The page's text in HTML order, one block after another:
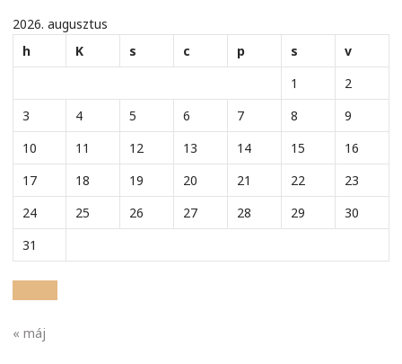
2026. augusztus
h
K s c p s
v
1
2
3
4 5 6 7 8
9
10
11 12 13 14 15
16
17
18 19 20 21 22
23
24
25 26 27 28 29
30
31
« máj